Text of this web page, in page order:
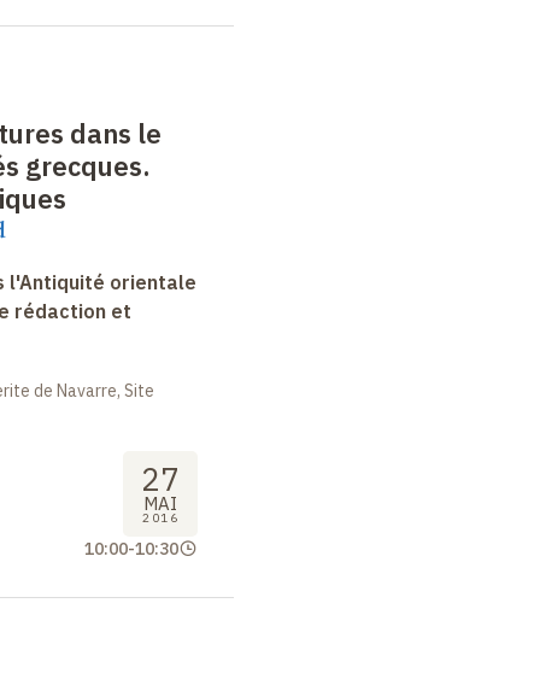
dans le
grecques.
l'Antiquité orientale
rédaction et
de Navarre, Site
27
MAI
2016
10:00-10:30